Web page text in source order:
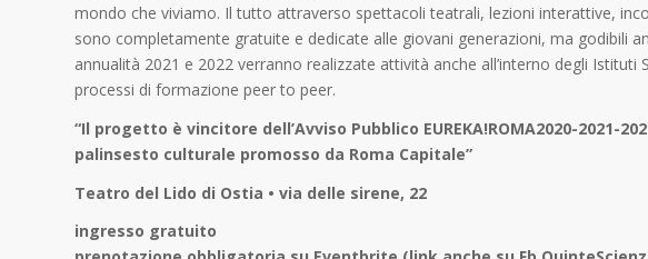
mondo che viviamo. Il tutto attraverso spettacoli teatrali, lezioni interattive,
sono completamente gratuite e dedicate alle giovani generazioni, ma godibili
annualità 2021 e 2022 verranno realizzate attività anche all’interno degli
processi di formazione peer to peer.
“Il progetto è vincitore dell’Avviso Pubblico EUREKA!ROMA2020-2021-
palinsesto culturale promosso da Roma Capitale”
Teatro del Lido di Ostia • via delle sirene, 22
ingresso gratuito